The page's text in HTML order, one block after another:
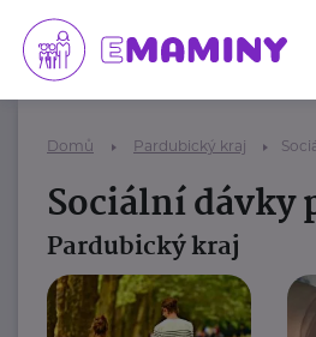
Domů Pardubický kraj
Sociální dávky
Pardubický kraj